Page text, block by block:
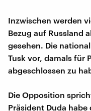
Inzwischen werden
Bezug auf Russland
gesehen. Die
Tusk vor, damals für
abgeschlossen zu
Die Opposition
Präsident Duda